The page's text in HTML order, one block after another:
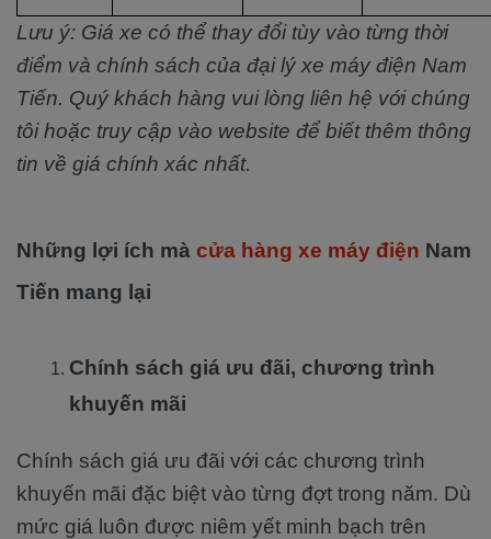
Lưu ý: Giá xe có thể thay đổi tùy vào từng thời
điểm và chính sách của đại lý xe máy điện Nam
Tiến. Quý khách hàng vui lòng liên hệ với chúng
tôi hoặc truy cập vào website để biết thêm thông
tin về giá chính xác nhất.
Những lợi ích mà cửa hàng xe máy điện Nam
Tiến mang lại
Chính sách giá ưu đãi, chương trình
khuyến mãi
Chính sách giá ưu đãi với các chương trình
khuyến mãi đặc biệt vào từng đợt trong năm. Dù
mức giá luôn được niêm yết minh bạch trên